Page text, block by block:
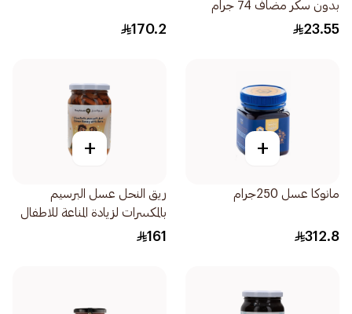
بدون سكر مضاف 74 جرام
23.55
170.2
+
مانوكا عسل 250جرام
312.8
+
ريق النحل عسل البرسيم
بالمكسرات لزيادة المناعة للاطفال
100%طبيعي 500جرام
161